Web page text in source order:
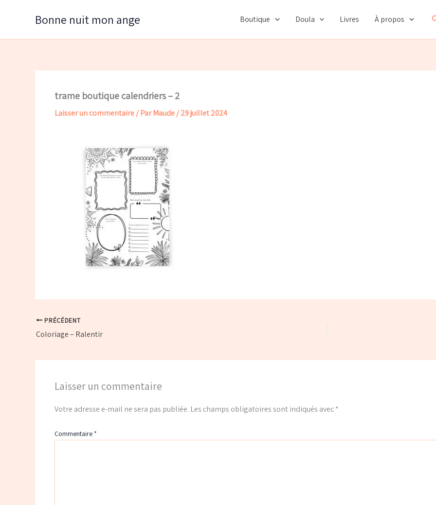
Bonne nuit mon ange Boutique Doula Livres À propos
trame boutique calendriers – 2
Laisser un commentaire/ ParMaude/29 juillet 2024
PRÉCÉDENT
Coloriage – Ralentir
Laisser un commentaire
Votre adresse e-mail ne sera pas publiée. Les champs obligatoires sont indiqués avec*
Commentaire *